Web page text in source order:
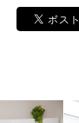
ポスト